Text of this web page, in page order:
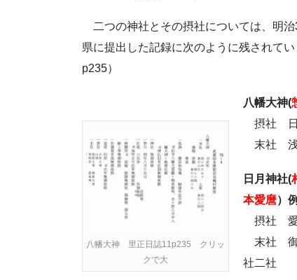
二つの神社とその摂社については、明治
県に提出した記録に次のように残されて
p235）
八幡大神 里正日誌11p235 クリッ
クで大
八幡大神(
摂社 日
末社 浅
日月神社(
本愛麿）
摂社 愛
末社 御
社二社